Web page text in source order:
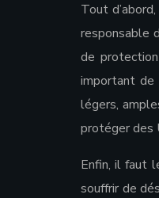
Tout
responsable
de
important de
légers,
protéger des
Enfin, il faut
souffrir de